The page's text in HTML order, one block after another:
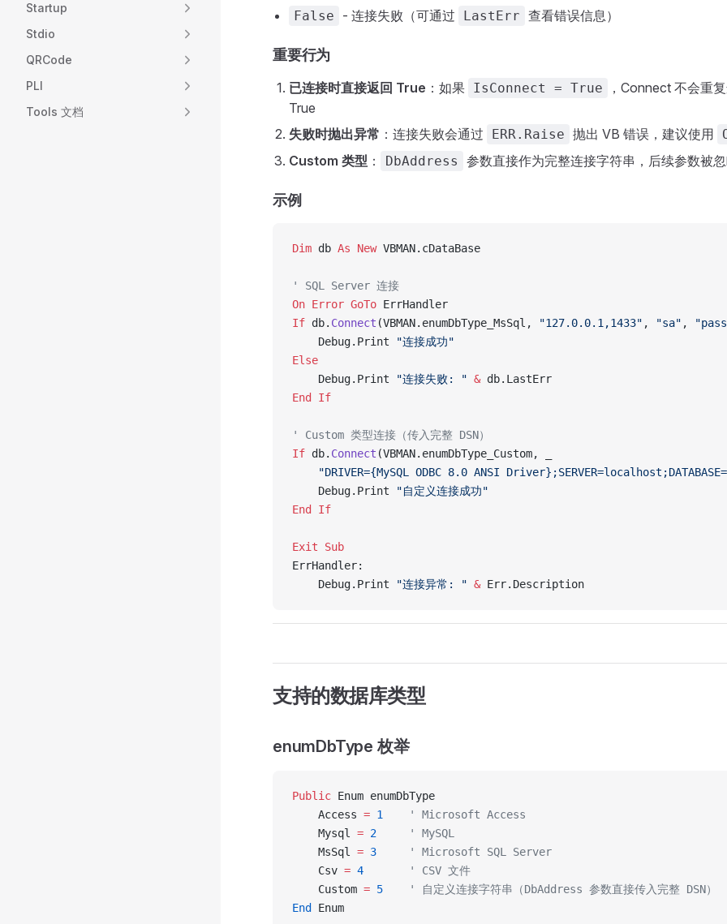
Startup
Stdio
QRCode
PLI
Tools 文档
False - 连接失败（可通过 LastErr 查看错误信息）
重要行为
已连接时直接返回 True ：如果 IsConnect = True
，Connect 不会重
True
失败时抛出异常 ：连接失败会通过 ERR.Raise 抛出 VB 错误，建议使用
Custom 类型 ： DbAddress 参数直接作为完整连接字符串，后续参数被
示例
Dim db As New VBMAN.cDataBase
' SQL Server 连接
On Error GoTo ErrHandler
If db. Connect (VBMAN.enumDbType_MsSql, "127.0.0.1,1433" , "sa" ,
    Debug.Print
"连接成功"
Else
    Debug.Print
"连接失败: " & db.LastErr
End If
' Custom 类型连接（传入完整 DSN）
If db. Connect (VBMAN.enumDbType_Custom, _
"DRIVER={MySQL ODBC 8.0 ANSI
    Debug.Print
"自定义连接成功"
End If
Exit Sub
ErrHandler:
    Debug.Print
"连接异常: " & Err.Description
支持的数据库类型
enumDbType 枚举
Public Enum enumDbType
    Access
= 1
    ' Microsoft Access
    Mysql
= 2
     ' MySQL
    MsSql
= 3
     ' Microsoft SQL Server
    Csv
= 4
       ' CSV 文件
    Custom
= 5
    ' 自定义连接字符串（DbAddress 参数直接传入完整 DSN）
End
Enum